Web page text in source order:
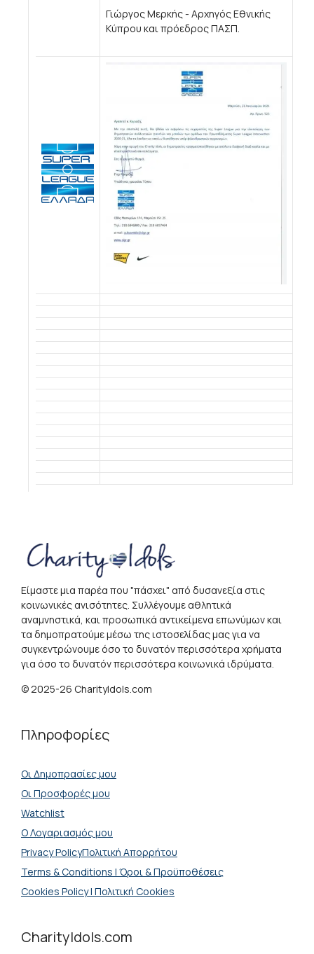
Γιώργος Μερκής - Αρχηγός Εθνικής
Κύπρου και πρόεδρος ΠΑΣΠ.
Είμαστε μια παρέα που "πάσχει" από δυσανεξία στις
κοινωνικές ανισότητες. Συλλέγουμε αθλητικά
αναμνηστικά, και προσωπικά αντικείμενα επωνύμων και
τα δημοπρατούμε μέσω της ιστοσελίδας μας για να
συγκεντρώνουμε όσο το δυνατόν περισσότερα χρήματα
για όσο το δυνατόν περισσότερα κοινωνικά ιδρύματα.
© 2025-26 CharityIdols.com
Πληροφορίες
Οι Δημοπρασίες μου
Οι Προσφορές μου
Watchlist
Ο Λογαριασμός μου
Privacy PolicyΠολιτική Απορρήτου
Terms & Conditions | Όροι & Προϋποθέσεις
Cookies Policy | Πολιτική Cookies
CharityIdols.com